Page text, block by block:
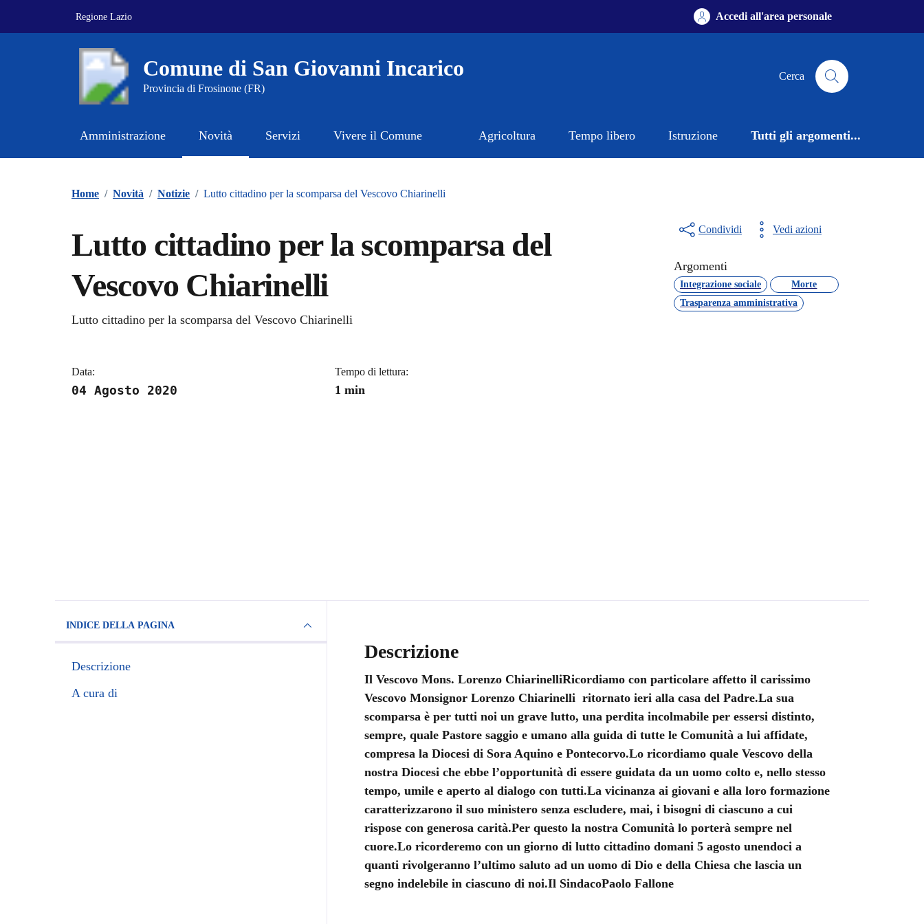
Regione Lazio Accedi all'area personale
Comune di San Giovanni Incarico
Provincia di Frosinone (FR)
Cerca
Amministrazione Novità Servizi Vivere il Comune Agricoltura Tempo libero Istruzione Tutti gli argomenti...
Home / Novità / Notizie / Lutto cittadino per la scomparsa del Vescovo Chiarinelli
Lutto cittadino per la scomparsa del
Vescovo Chiarinelli
Dettagli della notizia
Lutto cittadino per la scomparsa del Vescovo Chiarinelli
Data:
04 Agosto 2020
Tempo di lettura:
1 min
Condividi Vedi azioni
Argomenti
Integrazione sociale
Morte
Trasparenza amministrativa
INDICE DELLA PAGINA
Descrizione
A cura di
Descrizione
Il Vescovo Mons. Lorenzo ChiarinelliRicordiamo con particolare affetto il carissimo
Vescovo Monsignor Lorenzo Chiarinelli ritornato ieri alla casa del Padre.La sua
scomparsa è per tutti noi un grave lutto, una perdita incolmabile per essersi distinto,
sempre, quale Pastore saggio e umano alla guida di tutte le Comunità a lui affidate,
compresa la Diocesi di Sora Aquino e Pontecorvo.Lo ricordiamo quale Vescovo della
nostra Diocesi che ebbe l’opportunità di essere guidata da un uomo colto e, nello stesso
tempo, umile e aperto al dialogo con tutti.La vicinanza ai giovani e alla loro formazione
caratterizzarono il suo ministero senza escludere, mai, i bisogni di ciascuno a cui
rispose con generosa carità.Per questo la nostra Comunità lo porterà sempre nel
cuore.Lo ricorderemo con un giorno di lutto cittadino domani 5 agosto unendoci a
quanti rivolgeranno l’ultimo saluto ad un uomo di Dio e della Chiesa che lascia un
segno indelebile in ciascuno di noi.Il SindacoPaolo Fallone